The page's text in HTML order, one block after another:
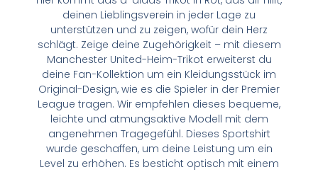
deinen Lieblingsverein in jeder Lage zu
unterstützen und zu zeigen, wofür dein Herz
schlägt. Zeige deine Zugehörigkeit – mit diesem
Manchester United-Heim-Trikot erweiterst du
deine Fan-Kollektion um ein Kleidungsstück im
Original-Design, wie es die Spieler in der Premier
League tragen. Wir empfehlen dieses bequeme,
leichte und atmungsaktive Modell mit dem
angenehmen Tragegefühl. Dieses Sportshirt
wurde geschaffen, um deine Leistung um ein
Level zu erhöhen. Es besticht optisch mit einem